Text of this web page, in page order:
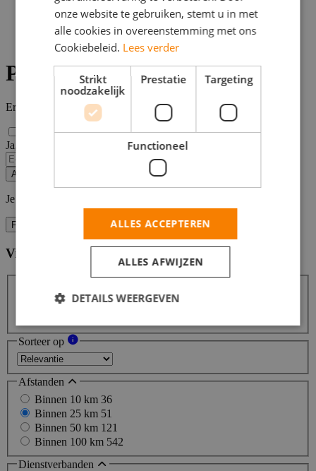
Parttime Vacatures
Emmen
Parttime vacatures Emmen
Er zijn 51 resultatengevonden
Ja, email mij de nieuwste vacatures van deze zoekopdracht!
Alert opslaan
Je kunt vacature-alerts op elk moment uitzetten.
Filters
Vind hier de baan die bij jou past
Sorteer op
Afstanden
Binnen 10 km 36
Binnen 25 km 51
Binnen 50 km 121
Binnen 100 km 542
Dienstverbanden
onze website te gebruiken, stemt u in met
alle cookies in overeenstemming met ons
Cookiebeleid. Lees verder
Strikt
noodzakelijk
Prestatie Targeting
Functioneel
ALLES ACCEPTEREN
ALLES AFWIJZEN
DETAILS WEERGEVEN